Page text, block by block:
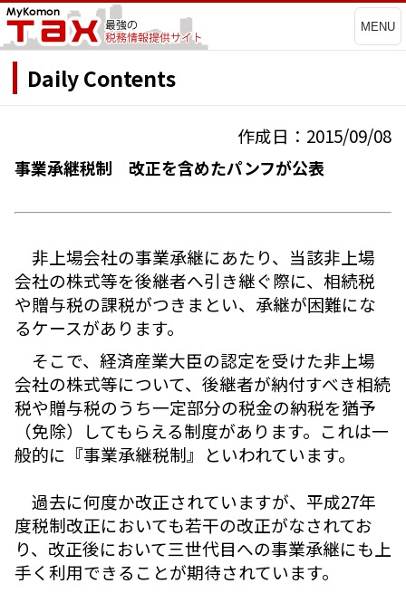
MENU
Daily Contents
作成日：2015/09/08
事業承継税制 改正を含めたパンフが公表
非上場会社の事業承継にあたり、当該非上場
会社の株式等を後継者へ引き継ぐ際に、相続税
や贈与税の課税がつきまとい、承継が困難にな
るケースがあります。
そこで、経済産業大臣の認定を受けた非上場
会社の株式等について、後継者が納付すべき相続
税や贈与税のうち一定部分の税金の納税を猶予
（免除）してもらえる制度があります。これは一
般的に『事業承継税制』といわれています。
過去に何度か改正されていますが、平成27年
度税制改正においても若干の改正がなされてお
り、改正後において三世代目への事業承継にも上
手く利用できることが期待されています。